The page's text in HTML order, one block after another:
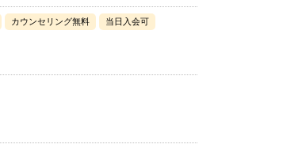
カウンセリング無料 当日入会可